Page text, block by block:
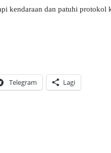
kendaraan dan patuhi protokol
Telegram Lagi